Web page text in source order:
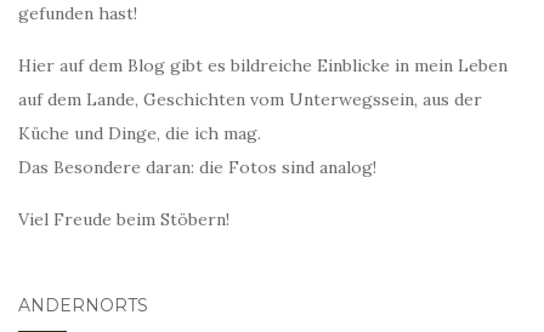
gefunden hast!
Hier auf dem Blog gibt es bildreiche Einblicke in mein Leben
auf dem Lande, Geschichten vom Unterwegssein, aus der
Küche und Dinge, die ich mag.
Das Besondere daran: die Fotos sind analog!
Viel Freude beim Stöbern!
ANDERNORTS